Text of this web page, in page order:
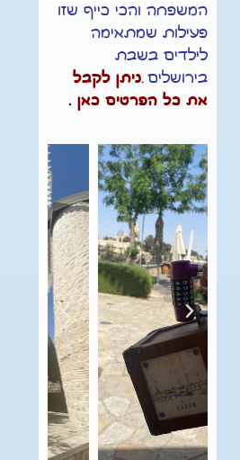
המשפחה והכי כייף שזו
פעילות שמתאימה
לילדים בשבת
בירושלים .ניתן לקבל
את כל הפרטים כאן .